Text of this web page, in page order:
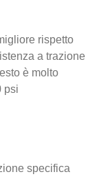
rispetto
a trazione
è molto
psi
specifica